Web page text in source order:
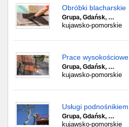
Obróbki blacharskie
Grupa, Gdańsk, …
kujawsko-pomorskie
Prace wysokościowe
Grupa, Gdańsk, …
kujawsko-pomorskie
Usługi podnośnikiem
Grupa, Gdańsk, …
kujawsko-pomorskie